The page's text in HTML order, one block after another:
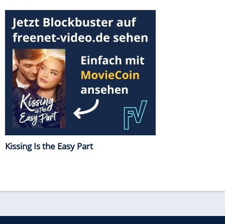
Kissing Is the Easy Part